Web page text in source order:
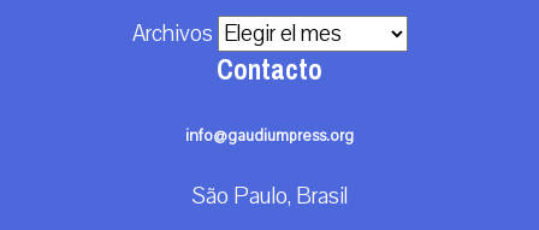
Archivos
Contacto
info@gaudiumpress.org
São Paulo, Brasil